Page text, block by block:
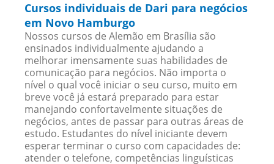
Cursos individuais de Dari para negócios
em Novo Hamburgo
Nossos cursos de Alemão em Brasília são
ensinados individualmente ajudando a
melhorar imensamente suas habilidades de
comunicação para negócios. Não importa o
nível o qual você iniciar o seu curso, muito em
breve você já estará preparado para estar
manejando confortavelmente situações de
negócios, antes de passar para outras áreas de
estudo. Estudantes do nível iniciante devem
esperar terminar o curso com capacidades de:
atender o telefone, competências linguísticas